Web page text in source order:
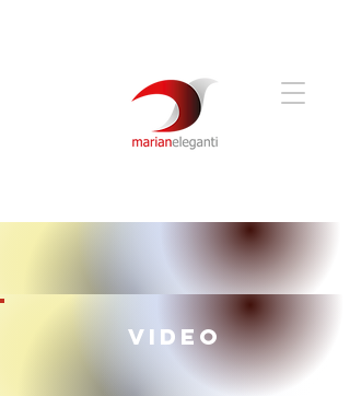
Video